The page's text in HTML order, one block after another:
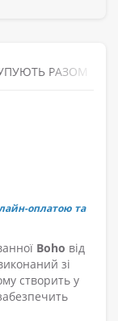
РАЗОМ
оплатою та
Boho від
зі
створить у